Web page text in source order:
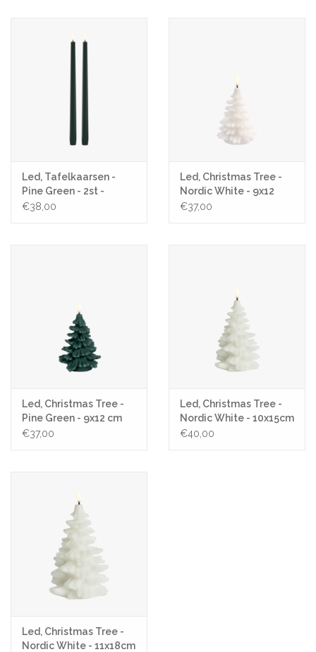
Led, Tafelkaarsen -
Pine Green - 2st -
Ø2,3x32cm
€38,00
Led, Christmas Tree -
Nordic White - 9x12
€37,00
Led, Christmas Tree -
Pine Green - 9x12 cm
€37,00
Led, Christmas Tree -
Nordic White - 10x15cm
€40,00
Led, Christmas Tree -
Nordic White - 11x18cm